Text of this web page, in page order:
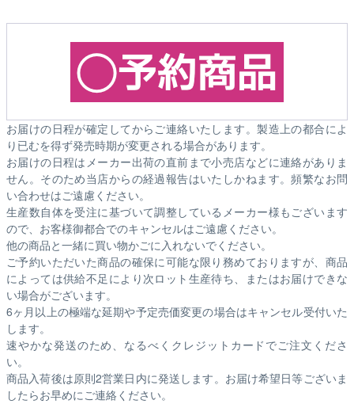
お届けの日程が確定してからご連絡いたします。製造上の都合によ
り已むを得ず発売時期が変更される場合があります。
お届けの日程はメーカー出荷の直前まで小売店などに連絡がありま
せん。そのため当店からの経過報告はいたしかねます。頻繁なお問
い合わせはご遠慮ください。
生産数自体を受注に基づいて調整しているメーカー様もございます
ので、お客様御都合でのキャンセルはご遠慮ください。
他の商品と一緒に買い物かごに入れないでください。
ご予約いただいた商品の確保に可能な限り務めておりますが、商品
によっては供給不足により次ロット生産待ち、またはお届けできな
い場合がございます。
6ヶ月以上の極端な延期や予定売価変更の場合はキャンセル受付いた
します。
速やかな発送のため、なるべくクレジットカードでご注文くださ
い。
商品入荷後は原則2営業日内に発送します。お届け希望日等ございま
したらお早めにご連絡ください。